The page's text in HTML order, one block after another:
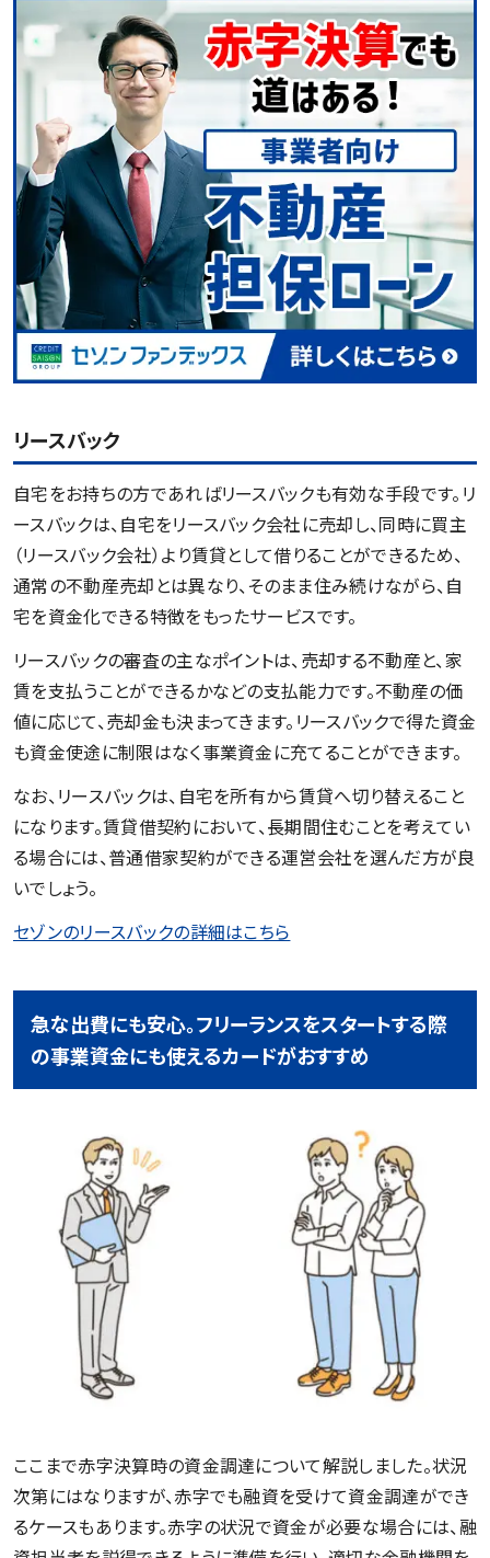
リースバック
自宅をお持ちの方であればリースバックも有効な手段です。リ
ースバックは、自宅をリースバック会社に売却し、同時に買主
（リースバック会社）より賃貸として借りることができるため、
通常の不動産売却とは異なり、そのまま住み続けながら、自
宅を資金化できる特徴をもったサービスです。
リースバックの審査の主なポイントは、売却する不動産と、家
賃を支払うことができるかなどの支払能力です。不動産の価
値に応じて、売却金も決まってきます。リースバックで得た資金
も資金使途に制限はなく事業資金に充てることができます。
なお、リースバックは、自宅を所有から賃貸へ切り替えること
になります。賃貸借契約において、長期間住むことを考えてい
る場合には、普通借家契約ができる運営会社を選んだ方が良
いでしょう。
セゾンのリースバックの詳細はこちら
急な出費にも安心。フリーランスをスタートする際
の事業資金にも使えるカードがおすすめ
ここまで赤字決算時の資金調達について解説しました。状況
次第にはなりますが、赤字でも融資を受けて資金調達ができ
るケースもあります。赤字の状況で資金が必要な場合には、融